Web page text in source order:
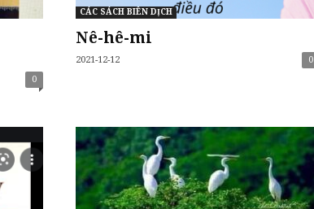
0
CÁC SÁCH BIÊN DỊCH
Nê-hê-mi
2021-12-12 0